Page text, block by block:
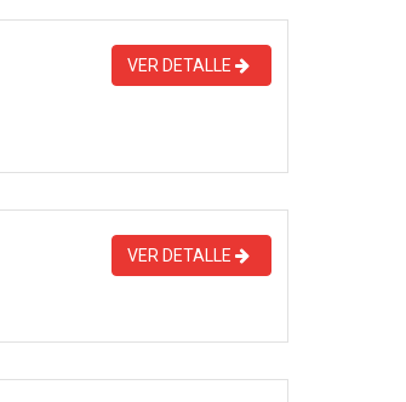
VER DETALLE
VER DETALLE